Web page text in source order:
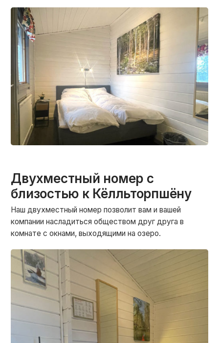
Двухместный номер с
близостью к Кёлльторпшёну
Наш двухместный номер позволит вам и вашей
компании насладиться обществом друг друга в
комнате с окнами, выходящими на озеро.